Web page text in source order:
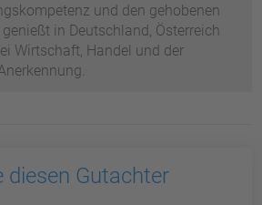
und den gehobenen
in Deutschland, Österreich
Wirtschaft, Handel und der
diesen Gutachter